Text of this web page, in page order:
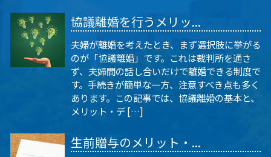
協議離婚を行うメリッ...
夫婦が離婚を考えたとき、まず選択肢に挙がる
のが「協議離婚」です。これは裁判所を通さ
ず、夫婦間の話し合いだけで離婚できる制度で
す。手続きが簡単な一方、注意すべき点も多く
あります。この記事では、協議離婚の基本と、
メリット・デ […]
生前贈与のメリット・...